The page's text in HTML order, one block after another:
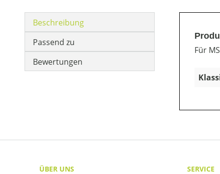
Beschreibung
Passend zu
Bewertungen
Für
ÜBER UNS
SERVICE